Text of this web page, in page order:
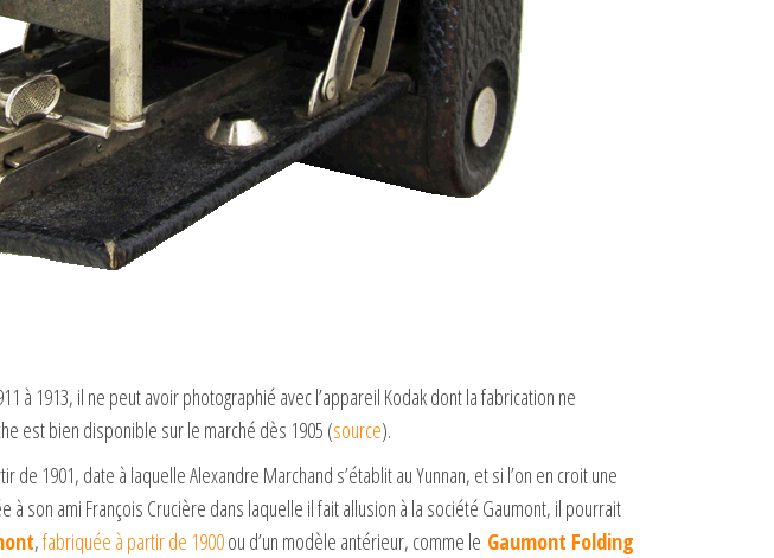
à 1913, il ne peut avoir photographié avec l’appareil Kodak dont la fabrication ne
est bien disponible sur le marché dès 1905 (source).
de 1901, date à laquelle Alexandre Marchand s’établit au Yunnan, et si l’on en croit une
son ami François Crucière dans laquelle il fait allusion à la société Gaumont, il pourrait
,fabriquée à partir de 1900ou d’un modèle antérieur, comme le Gaumont Folding